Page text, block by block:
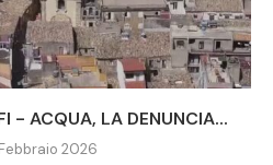
- ACQUA, LA DENUNCIA...
2026